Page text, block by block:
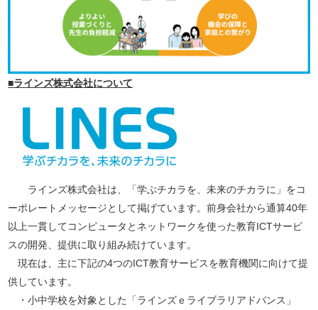
■ラインズ株式会社について
ラインズ株式会社は、「学ぶチカラを、未来のチカラに」をコ
ーポレートメッセージとして掲げています。前身会社から通算40年
以上一貫してコンピュータとネットワークを使った教育ICTサービ
スの開発、提供に取り組み続けています。
現在は、主に下記の4つのICT教育サービスを教育機関に向けて提
供しています。
・小中学校を対象とした「ラインズｅライブラリアドバンス」